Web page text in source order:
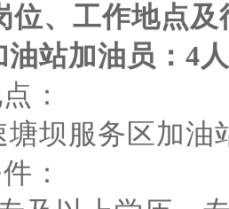
位、工作地点及
油站加油员： 4人
：
塘坝服务区加油
：